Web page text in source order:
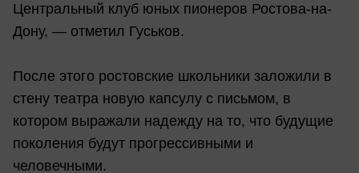
Центральный клуб юных пионеров Ростова-на-
Дону, — отметил Гуськов.
После этого ростовские школьники заложили в
стену театра новую капсулу с письмом, в
котором выражали надежду на то, что будущие
поколения будут прогрессивными и
человечными.